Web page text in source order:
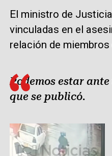
El ministro de
vinculadas en el
relación de
Podemos estar
que se publicó.